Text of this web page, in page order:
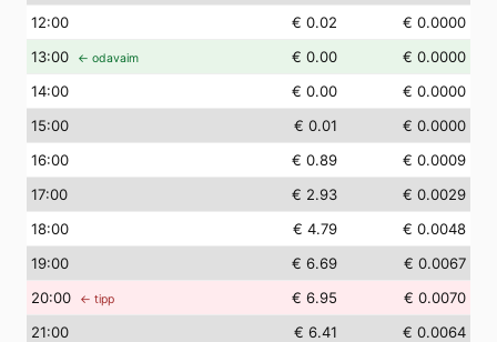
12:00 € 0.02
€ 0.0000
13:00 ← odavaim € 0.00
€ 0.0000
14:00 € 0.00
€ 0.0000
15:00 € 0.01
€ 0.0000
16:00 € 0.89
€ 0.0009
17:00 € 2.93
€ 0.0029
18:00 € 4.79
€ 0.0048
19:00 € 6.69
€ 0.0067
20:00 ← tipp € 6.95
€ 0.0070
21:00 € 6.41
€ 0.0064